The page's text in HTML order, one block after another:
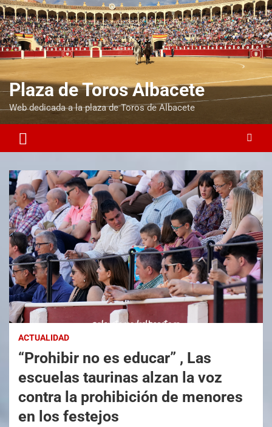
Plaza de Toros Albacete
Web dedicada a la plaza de Toros de Albacete
ACTUALIDAD
“Prohibir no es educar” , Las
escuelas taurinas alzan la voz
contra la prohibición de menores
en los festejos